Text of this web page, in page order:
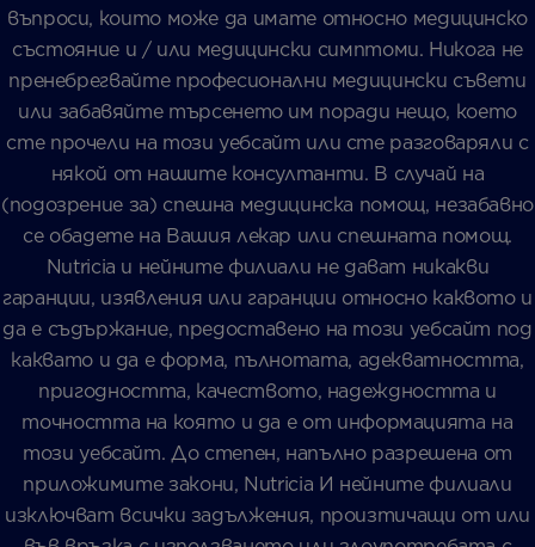
въпроси, които може да имате относно медицинско
състояние и / или медицински симптоми. Никога не
пренебрегвайте професионални медицински съвети
или забавяйте търсенето им поради нещо, което
сте прочели на този уебсайт или сте разговаряли с
някой от нашите консултанти. В случай на
(подозрение за) спешна медицинска помощ, незабавно
се обадете на Вашия лекар или спешната помощ.
Nutricia и нейните филиали не дават никакви
гаранции, изявления или гаранции относно каквото и
да е съдържание, предоставено на този уебсайт под
каквато и да е форма, пълнотата, адекватността,
пригодността, качеството, надеждността и
точността на която и да е от информацията на
този уебсайт. До степен, напълно разрешена от
приложимите закони, Nutricia И нейните филиали
изключват всички задължения, произтичащи от или